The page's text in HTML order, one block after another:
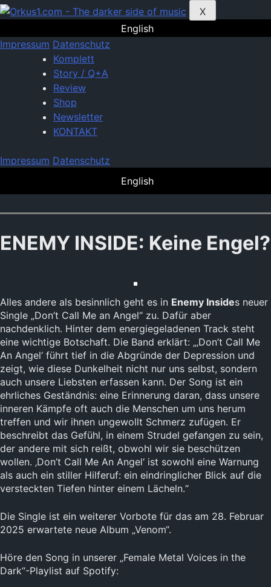
Zum
Inhalt
springen
X
English
Impressum Datenschutz
Komplett
Story / Q+A
Review
Shop
Newsletter
KONTAKT
Impressum Datenschutz
English
ENEMY INSIDE: Keine Engel?
Alles andere als besinnlich geht es in Enemy Insides neuer
Single „Don’t Call Me an Angel“ zu. Dafür aber
nachdenklich. Hinter dem energiegeladenen Track steht
eine wichtige Botschaft. Die Band erklärt: „‚Don’t Call Me
An Angel‘ führt tief in die Abgründe der Depression und
zeigt, wie diese Dunkelheit nicht nur uns selbst, sondern
auch unsere Liebsten erfassen kann. Der Song ist ein
ehrliches Geständnis: eine Erinnerung daran, dass unsere
inneren Kämpfe oft auch die Menschen um uns herum
treffen und wir ihnen ungewollt Schmerz zufügen. Er
beschreibt das Gefühl, in einem Strudel gefangen zu sein,
der andere mit sich reißt, obwohl wir sie beschützen
wollen. ‚Don’t Call Me An Angel‘ ist sowohl eine Warnung
als auch ein stiller Hilferuf: ein eindringlicher Blick auf die
versteckten Tiefen hinter einem Lächeln.“
Die Single ist ein weiterer Vorbote für das am 28. Februar
2025 erwartete neue Album „Venom“.
Höre den Song in unserer „Female Metal Voices in the
Dark“-Playlist auf Spotify: